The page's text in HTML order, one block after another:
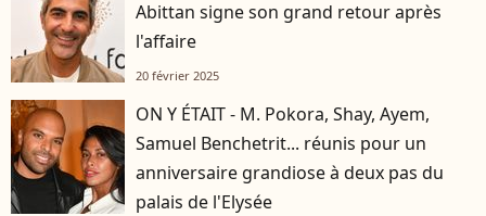
Abittan signe son grand retour après
l'affaire
20 février 2025
ON Y ÉTAIT - M. Pokora, Shay, Ayem,
Samuel Benchetrit... réunis pour un
anniversaire grandiose à deux pas du
palais de l'Elysée